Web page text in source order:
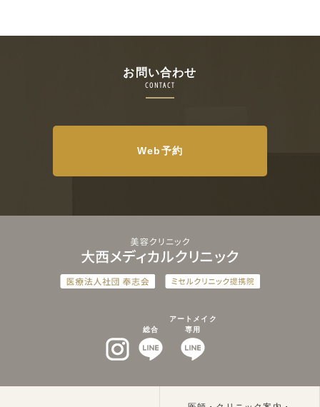
お問い合わせ
CONTACT
Web予約
インスタグラム
総合
LINEat
アートメイク
専用